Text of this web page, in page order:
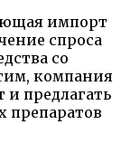
импорт
спроса
со
компания
предлагать
препаратов